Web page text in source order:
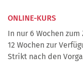
ONLINE-KURS
In nur 6 Wochen
12 Wochen zur
Strikt nach den